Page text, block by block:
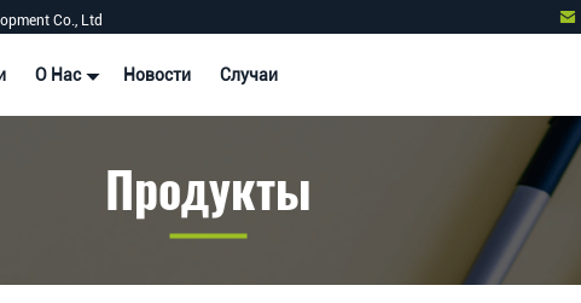
Co., Ltd
О Нас Новости Случаи
Продукты